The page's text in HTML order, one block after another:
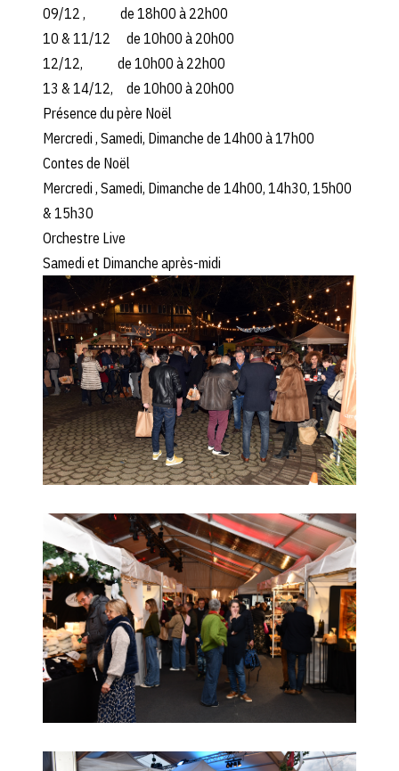
09/12 , de 18h00 à 22h00
10 & 11/12 de 10h00 à 20h00
12/12, de 10h00 à 22h00
13 & 14/12, de 10h00 à 20h00
Présence du père Noël
Mercredi , Samedi, Dimanche de 14h00 à 17h00
Contes de Noël
Mercredi , Samedi, Dimanche de 14h00, 14h30, 15h00
& 15h30
Orchestre Live
Samedi et Dimanche après-midi